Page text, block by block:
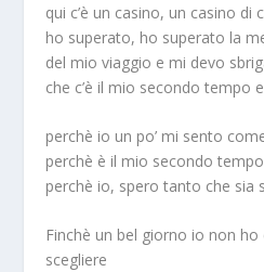
qui c’è un casino, un casino di
ho superato, ho superato la
del mio viaggio e mi devo
che c’è il mio secondo tempo
perchè io un po’ mi sento
perchè è il mio secondo
perchè io, spero tanto che sia
Finchè un bel giorno io non ho
scegliere